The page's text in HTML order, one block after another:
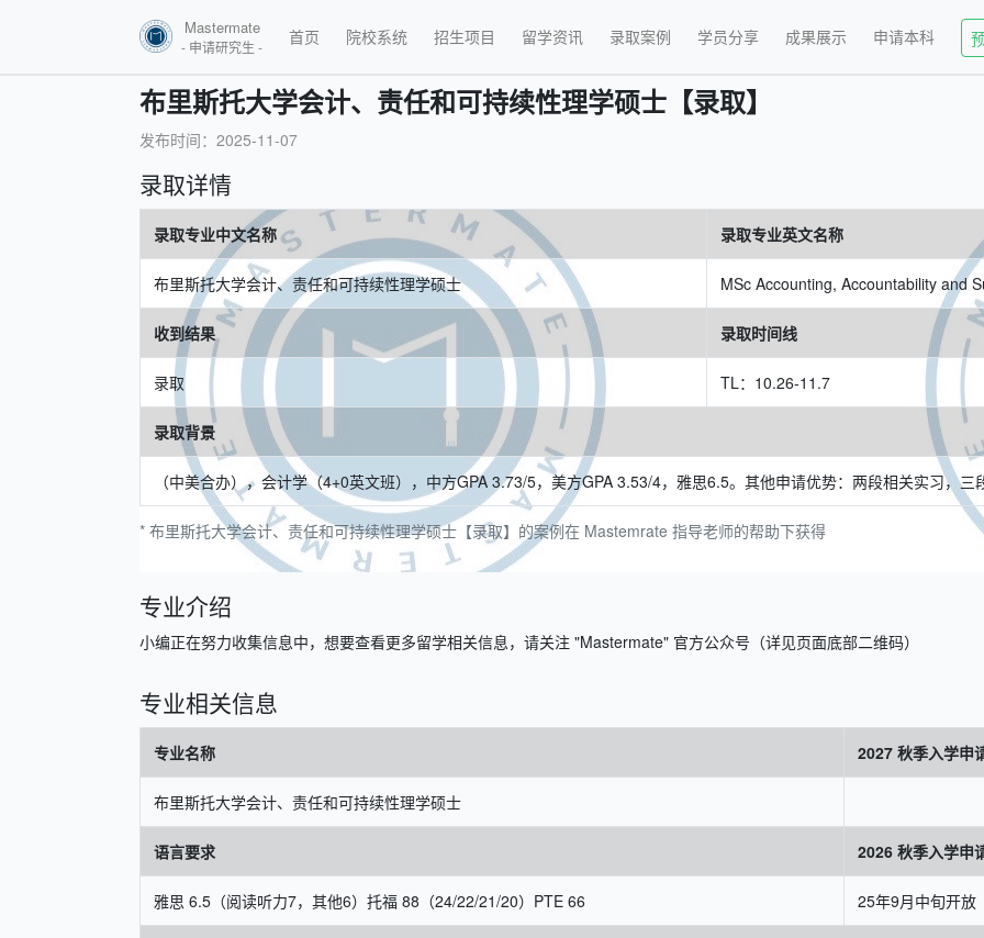
Mastermate
- 申请研究生 - 首页 院校系统 招生项目 留学资讯 录取案例 学员分享 成果展示 申请本科
布里斯托大学会计、责任和可持续性理学硕士【录取】
发布时间：2025-11-07
录取详情
* 布里斯托大学会计、责任和可持续性理学硕士【录取】的案例在 Mastemrate 指导老师的帮助下获得
录取专业中文名称 录取专业英文名称
布里斯托大学会计、责任和可持续性理学硕士 MSc Accounting, Accountability and
收到结果 录取时间线
录取 TL：10.26-11.7
录取背景
（中美合办），会计学（4+0英文班），中方GPA 3.73/5，美方GPA 3.53/4，雅思6.5。其他申请优势：两段相关实习，三
专业介绍
小编正在努力收集信息中，想要查看更多留学相关信息，请关注 "Mastermate" 官方公众号（详见页面底部二维码）
专业相关信息
专业名称 2027 秋季入学申
布里斯托大学会计、责任和可持续性理学硕士
语言要求 2026 秋季入学申
雅思 6.5（阅读听力7，其他6）托福 88（24/22/21/20）PTE 66 25年9月中旬开放